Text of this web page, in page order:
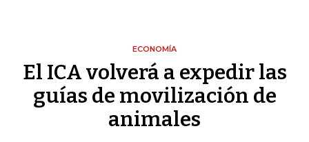
ECONOMÍA
El ICA volverá a expedir las
guías de movilización de
animales